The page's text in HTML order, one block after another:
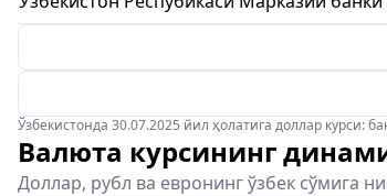
Ўзбекистонда 30.07.2025 йил ҳолатига доллар курси:
Валюта курсининг
Доллар, рубл ва евронинг ўзбек сўмига